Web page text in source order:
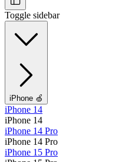
Toggle sidebar
iPhone 🍏
iPhone 14
iPhone 14
iPhone 14 Pro
iPhone 14 Pro
iPhone 15 Pro